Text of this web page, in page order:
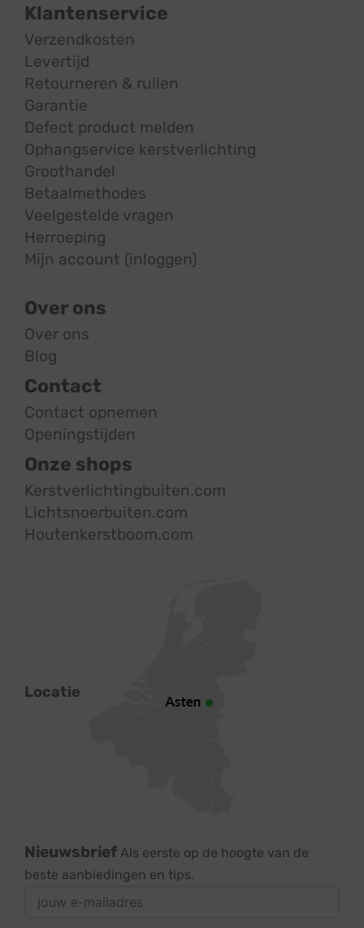
Klantenservice
Verzendkosten
Levertijd
Retourneren & ruilen
Garantie
Defect product melden
Ophangservice kerstverlichting
Groothandel
Betaalmethodes
Veelgestelde vragen
Herroeping
Mijn account (inloggen)
Over ons
Over ons
Blog
Contact
Contact opnemen
Openingstijden
Onze shops
Kerstverlichtingbuiten.com
Lichtsnoerbuiten.com
Houtenkerstboom.com
Locatie
Nieuwsbrief Als eerste op de hoogte van de
beste aanbiedingen en tips.